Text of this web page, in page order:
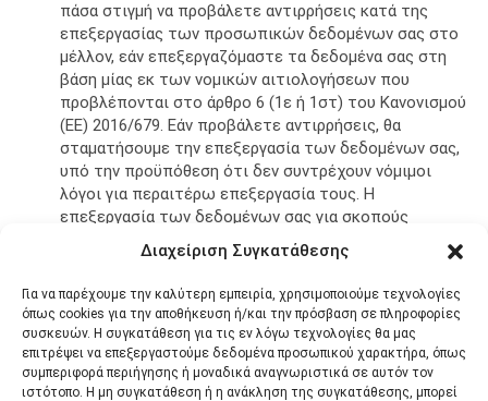
Διαχείριση Συγκατάθεσης
Για να παρέχουμε την καλύτερη εμπειρία, χρησιμοποιούμε τεχνολογίες
όπως cookies για την αποθήκευση ή/και την πρόσβαση σε πληροφορίες
συσκευών. Η συγκατάθεση για τις εν λόγω τεχνολογίες θα μας
επιτρέψει να επεξεργαστούμε δεδομένα προσωπικού χαρακτήρα, όπως
συμπεριφορά περιήγησης ή μοναδικά αναγνωριστικά σε αυτόν τον
ιστότοπο. Η μη συγκατάθεση ή η ανάκληση της συγκατάθεσης, μπορεί
πάσα στιγμή να προβάλετε αντιρρήσεις κατά της
επεξεργασίας των προσωπικών δεδομένων σας στο
μέλλον, εάν επεξεργαζόμαστε τα δεδομένα σας στη
βάση μίας εκ των νομικών αιτιολογήσεων που
προβλέπονται στο άρθρο 6 (1ε ή 1στ) του Κανονισμού
(ΕΕ) 2016/679. Εάν προβάλετε αντιρρήσεις, θα
σταματήσουμε την επεξεργασία των δεδομένων σας,
υπό την προϋπόθεση ότι δεν συντρέχουν νόμιμοι
λόγοι για περαιτέρω επεξεργασία τους. Η
επεξεργασία των δεδομένων σας για σκοπούς
διαφήμισης δεν συνιστά νόμιμο λόγο.
Ασφάλεια των Προσωπικών Δεδομένων
O Yπεύθυνος Επεξεργασίας εφαρμόζει συγκεκριμένες
διαδικασίες τεχνικής και οργανωτικής ασφαλείας,
προκειμένου να προστατεύει τα προσωπικά δεδομένα και